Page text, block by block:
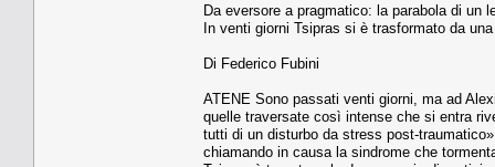
Da eversore a pragmatico: la parabola di un
In venti giorni Tsipras si è trasformato da
Di Federico Fubini
ATENE Sono passati venti giorni, ma ad
quelle traversate così intense che si entra
tutti di un disturbo da stress post-
chiamando in causa la sindrome che